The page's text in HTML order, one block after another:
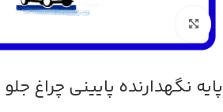
پایه نگهدارنده پایینی چراغ